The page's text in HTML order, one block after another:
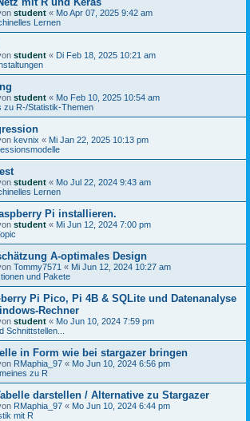
student « Mo Apr 07, 2025 9:42 am
Lernen
student « Di Feb 18, 2025 10:21 am
student « Mo Feb 10, 2025 10:54 am
zu R-/Statistik-Themen
kevnix « Mi Jan 22, 2025 10:13 pm
student « Mo Jul 22, 2024 9:43 am
Lernen
Pi installieren.
student « Mi Jun 12, 2024 7:00 pm
A-optimales Design
Tommy7571 « Mi Jun 12, 2024 10:27 am
und Pakete
Pi Pico, Pi 4B & SQLite und Datenanalyse
Rechner
student « Mo Jun 10, 2024 7:59 pm
Schnittstellen...
in Form wie bei stargazer bringen
RMaphia_97 « Mo Jun 10, 2024 6:56 pm
zu R
darstellen / Alternative zu Stargazer
RMaphia_97 « Mo Jun 10, 2024 6:44 pm
mit R